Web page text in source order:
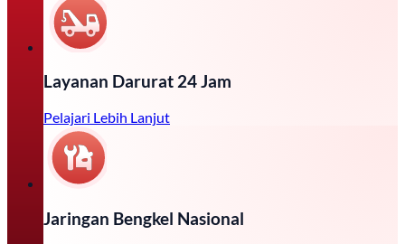
Layanan Darurat 24 Jam
Pelajari Lebih Lanjut
Jaringan Bengkel Nasional